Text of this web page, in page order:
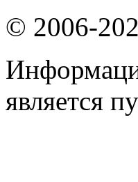
© 2006-
является